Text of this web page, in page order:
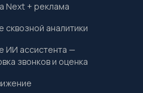
Next + реклама
сквозной аналитики
ИИ ассистента —
звонков и оценка